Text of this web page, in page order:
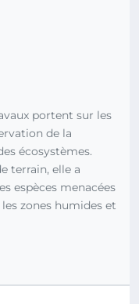
portent sur les
de la
écosystèmes.
terrain, elle a
espèces menacées
zones humides et